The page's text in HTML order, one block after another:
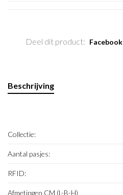
Deel dit product: Facebook
Beschrijving
Collectie:
Aantal pasjes:
RFID:
Afmetingen CM (L-B-H)